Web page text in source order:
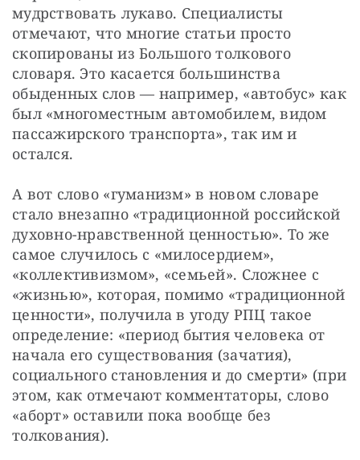
мудрствовать лукаво. Специалисты
отмечают, что многие статьи просто
скопированы из Большого толкового
словаря. Это касается большинства
обыденных слов — например, «автобус» как
был «многоместным автомобилем, видом
пассажирского транспорта», так им и
остался.
А вот слово «гуманизм» в новом словаре
стало внезапно «традиционной российской
духовно-нравственной ценностью». То же
самое случилось с «милосердием»,
«коллективизмом», «семьей». Сложнее с
«жизнью», которая, помимо «традиционной
ценности», получила в угоду РПЦ такое
определение: «период бытия человека от
начала его существования (зачатия),
социального становления и до смерти» (при
этом, как отмечают комментаторы, слово
«аборт» оставили пока вообще без
толкования).